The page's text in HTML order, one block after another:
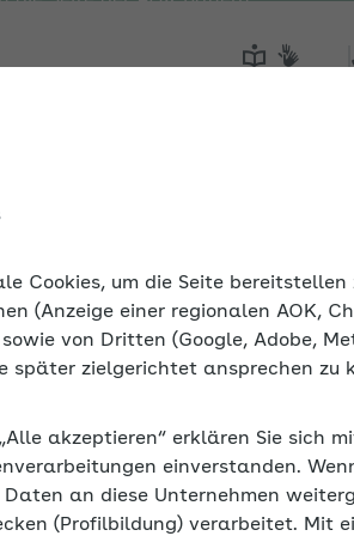
Cookies, um die Seite bereitstellen
(Anzeige einer regionalen AOK,
von Dritten (Google, Adobe,
später zielgerichtet ansprechen zu
akzeptieren“ erklären Sie sich
einverstanden.
an diese Unternehmen
(Profilbildung) verarbeitet. Mit